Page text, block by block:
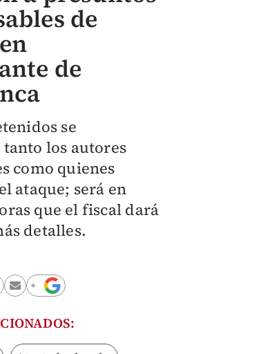
de
de
se
los autores
como quienes
ataque; será en
que el fiscal dará
detalles.